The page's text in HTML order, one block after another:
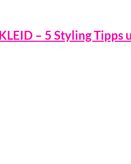
– 5 Styling